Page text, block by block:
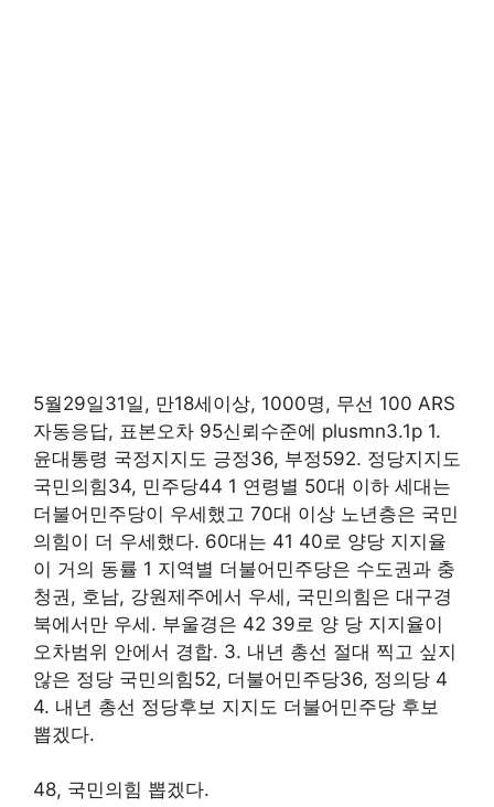
5월29일31일, 만18세이상, 1000명, 무선 100 ARS
자동응답, 표본오차 95신뢰수준에 plusmn3.1p 1.
윤대통령 국정지지도 긍정36, 부정592. 정당지지도
국민의힘34, 민주당44 1 연령별 50대 이하 세대는
더불어민주당이 우세했고 70대 이상 노년층은 국민
의힘이 더 우세했다. 60대는 41 40로 양당 지지율
이 거의 동률 1 지역별 더불어민주당은 수도권과 충
청권, 호남, 강원제주에서 우세, 국민의힘은 대구경
북에서만 우세. 부울경은 42 39로 양 당 지지율이
오차범위 안에서 경합. 3. 내년 총선 절대 찍고 싶지
않은 정당 국민의힘52, 더불어민주당36, 정의당 4
4. 내년 총선 정당후보 지지도 더불어민주당 후보
뽑겠다.
48, 국민의힘 뽑겠다.